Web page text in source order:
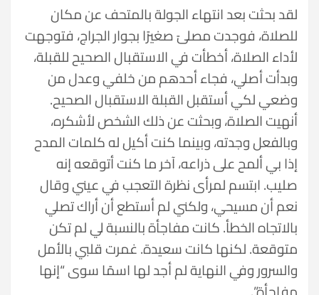
لقد بحثت بعد انتهاء الجولة بالمتحف عن مكان
للصلاة، فوجدت مصلىً صغيرًا بجوار الجراج، فتوجهت
لأداء الصلاة، أخطأت في الاستقبال الصحيح للقبلة،
وبدأت أصلي، فجاء أحدهم من خلفي وعدل من
وضعي لكي أستقبل القبلة الاستقبال الصحيح.
أنهيت الصلاة، وبحثت عن ذلك الشخص لأشكره،
وبالفعل وجدته، وبينما كنت أكيل له كلمات المدح
إذا بي ألمح على ذراعه، آخر ما كنت أتوقعه إنه
صليب. ابتسم لمرأى نظرة التعجب في عيني وقال
نعم أن مسيحي، ولكني لم أستطع أن أراك تصلي
بالاتجاه الخطأ. كانت مفاجأة بالنسبة لي لم تكن
متوقعة. لكنها كانت سعيدة. غمرت قلبي بالأمل
والسرور وفي النهاية لم أجد لها اسمًا سوى “إنها